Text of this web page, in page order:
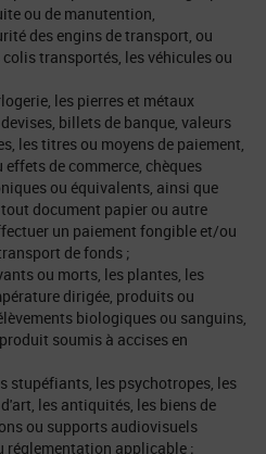
ou de manutention,
des engins de transport, ou
transportés, les véhicules ou
les pierres et métaux
billets de banque, valeurs
les titres ou moyens de paiement,
de commerce, chèques
ou équivalents, ainsi que
tout document papier ou autre
un paiement fongible et/ou
de fonds ;
ou morts, les plantes, les
dirigée, produits ou
biologiques ou sanguins,
soumis à accises en
stupéfiants, les psychotropes, les
les antiquités, les biens de
ou supports audiovisuels
réglementation applicable ;